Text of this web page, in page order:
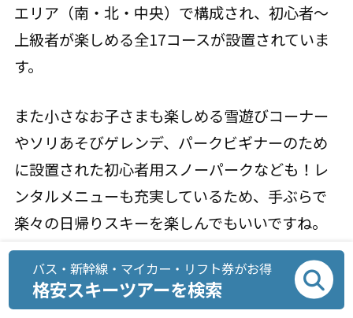
エリア（南・北・中央）で構成され、初心者～
上級者が楽しめる全17コースが設置されていま
す。
また小さなお子さまも楽しめる雪遊びコーナー
やソリあそびゲレンデ、パークビギナーのため
に設置された初心者用スノーパークなども！レ
ンタルメニューも充実しているため、手ぶらで
楽々の日帰りスキーを楽しんでもいいですね。
バス・新幹線・マイカー・リフト券がお得
格安スキーツアーを検索